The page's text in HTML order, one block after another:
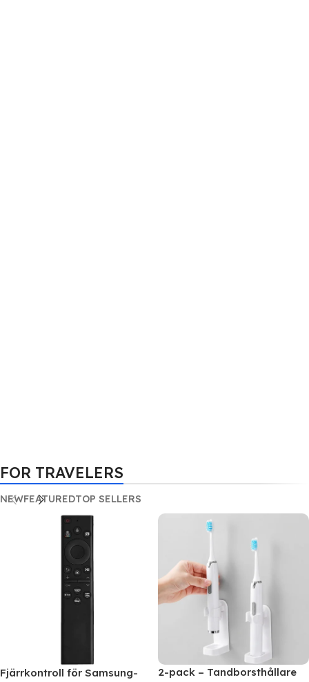
FOR TRAVELERS
NEWFEATUREDTOP SELLERS
Fjärrkontroll för Samsung-
2-pack – Tandborsthållare